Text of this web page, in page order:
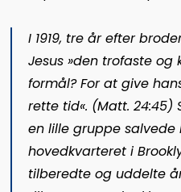
I 1919, tre år efter
Jesus »den trofaste og
formål? For at give
rette tid«. (Matt. 24:45)
en lille gruppe
hovedkvarteret i
tilberedte og uddelte